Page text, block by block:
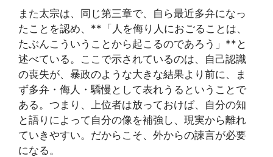
また太宗は、同じ第三章で、自ら最近多弁になっ
たことを認め、**「人を侮り人におごることは、
たぶんこういうことから起こるのであろう」**と
述べている。ここで示されているのは、自己認識
の喪失が、暴政のような大きな結果より前に、ま
ず多弁・侮人・驕慢として表れうるということで
ある。つまり、上位者は放っておけば、自分の知
と語りによって自分の像を補強し、現実から離れ
ていきやすい。だからこそ、外からの諫言が必要
になる。